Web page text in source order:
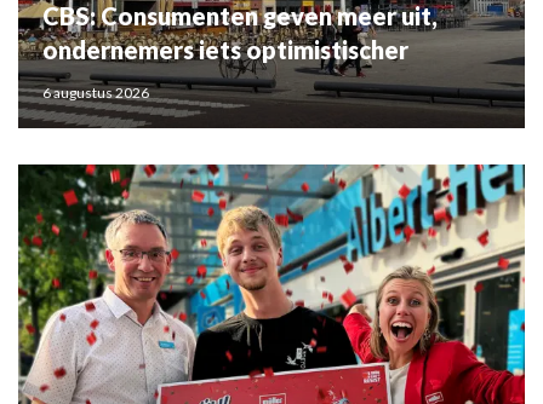
CBS: Consumenten geven meer uit,
ondernemers iets optimistischer
6 augustus 2026